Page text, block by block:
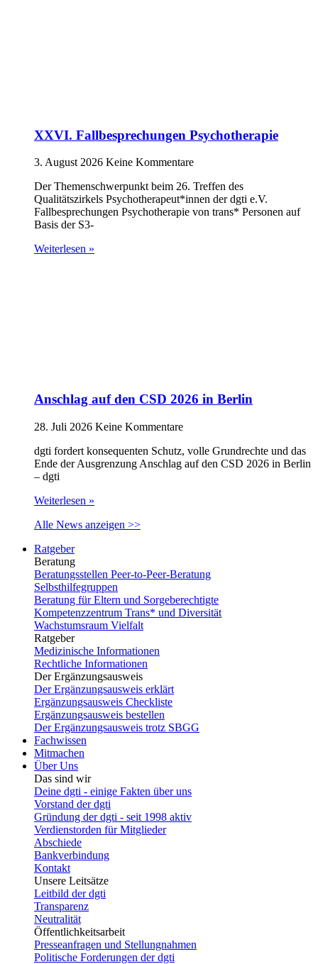
XXVI. Fallbesprechungen Psychotherapie
3. August 2026 Keine Kommentare
Der Themenschwerpunkt beim 26. Treffen des
Qualitätszirkels Psychotherapeut*innen der dgti e.V.
Fallbesprechungen Psychotherapie von trans* Personen auf
Basis der S3-
Weiterlesen »
Anschlag auf den CSD 2026 in Berlin
28. Juli 2026 Keine Kommentare
dgti fordert konsequenten Schutz, volle Grundrechte und das
Ende der Ausgrenzung Anschlag auf den CSD 2026 in Berlin
– dgti
Weiterlesen »
Alle News anzeigen >>
Ratgeber
Beratung
Beratungsstellen Peer-to-Peer-Beratung
Selbsthilfegruppen
Beratung für Eltern und Sorgeberechtigte
Kompetenzzentrum Trans* und Diversität
Wachstumsraum Vielfalt
Ratgeber
Medizinische Informationen
Rechtliche Informationen
Der Ergänzungsausweis
Der Ergänzungsausweis erklärt
Ergänzungsausweis Checkliste
Ergänzungsausweis bestellen
Der Ergänzungsausweis trotz SBGG
Fachwissen
Mitmachen
Über Uns
Das sind wir
Deine dgti - einige Fakten über uns
Vorstand der dgti
Gründung der dgti - seit 1998 aktiv
Verdienstorden für Mitglieder
Abschiede
Bankverbindung
Kontakt
Unsere Leitsätze
Leitbild der dgti
Transparenz
Neutralität
Öffentlichkeitsarbeit
Presseanfragen und Stellungnahmen
Politische Forderungen der dgti